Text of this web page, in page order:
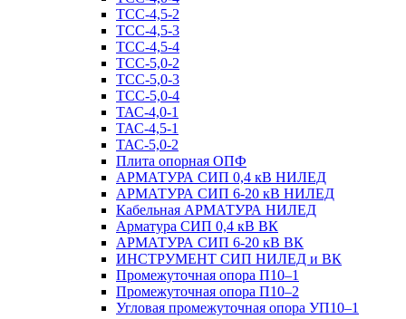
ТСС-4,5-2
ТСС-4,5-3
ТСС-4,5-4
ТСС-5,0-2
ТСС-5,0-3
ТСС-5,0-4
ТАС-4,0-1
ТАС-4,5-1
ТАС-5,0-2
Плита опорная ОПФ
АРМАТУРА СИП 0,4 кВ НИЛЕД
АРМАТУРА СИП 6-20 кВ НИЛЕД
Кабельная АРМАТУРА НИЛЕД
Арматура СИП 0,4 кВ ВК
АРМАТУРА СИП 6-20 кВ ВК
ИНСТРУМЕНТ СИП НИЛЕД и ВК
Промежуточная опора П10–1
Промежуточная опора П10–2
Угловая промежуточная опора УП10–1